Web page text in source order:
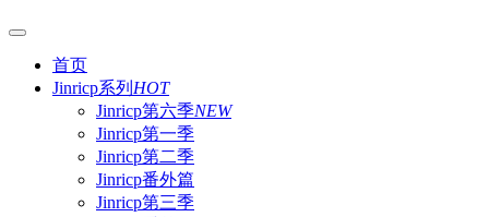
首页
Jinricp系列 HOT
Jinricp第六季NEW
Jinricp第一季
Jinricp第二季
Jinricp番外篇
Jinricp第三季